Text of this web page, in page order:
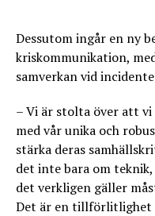
Dessutom ingår en ny
kriskommunikation,
samverkan vid
– Vi är stolta över att
med vår unika och
stärka deras
det inte bara om
det verkligen gäller
Det är en tillförlitlighet